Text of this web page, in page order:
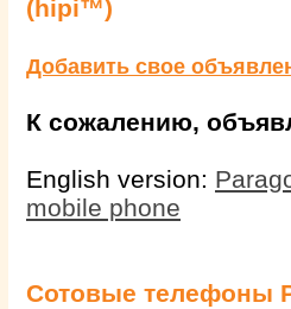
(hipi™)
Добавить свое
К сожалению,
English version:
mobile phone
Сотовые телефоны